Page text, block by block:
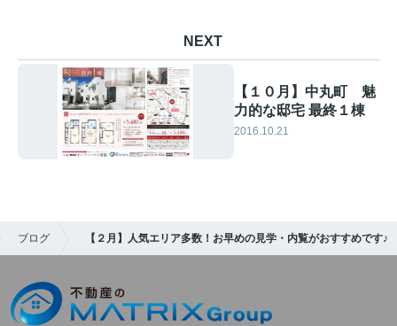
NEXT
【１０月】中丸町 魅
力的な邸宅 最終１棟
2016.10.21
ブログ 【２月】人気エリア多数！お早めの見学・内覧がおすすめです♪